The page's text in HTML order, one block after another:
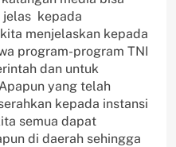
jelas kepada
menjelaskan kepada
program-program TNI
dan untuk
yang telah
kepada instansi
semua dapat
di daerah sehingga